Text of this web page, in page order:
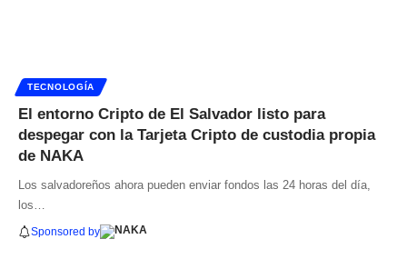
TECNOLOGÍA
El entorno Cripto de El Salvador listo para
despegar con la Tarjeta Cripto de custodia propia
de NAKA
Los salvadoreños ahora pueden enviar fondos las 24 horas del día,
los…
Sponsored by